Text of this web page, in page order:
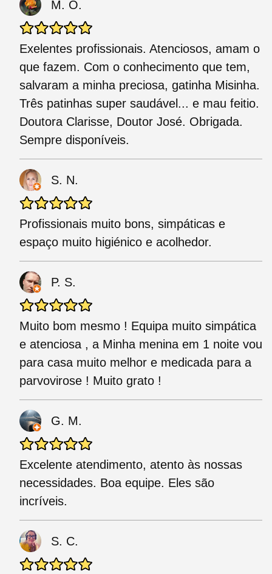
M. O.
Exelentes profissionais. Atenciosos, amam o
que fazem. Com o conhecimento que tem,
salvaram a minha preciosa, gatinha Misinha.
Três patinhas super saudável... e mau feitio.
Doutora Clarisse, Doutor José. Obrigada.
Sempre disponíveis.
S. N.
Profissionais muito bons, simpáticas e
espaço muito higiénico e acolhedor.
P. S.
Muito bom mesmo ! Equipa muito simpática
e atenciosa , a Minha menina em 1 noite vou
para casa muito melhor e medicada para a
parvovirose ! Muito grato !
G. M.
Excelente atendimento, atento às nossas
necessidades. Boa equipe. Eles são
incríveis.
S. C.